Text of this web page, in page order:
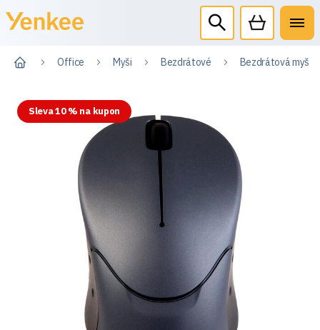
Office Myši Bezdrátové Bezdrátová myš
Sleva 10 % na kupon